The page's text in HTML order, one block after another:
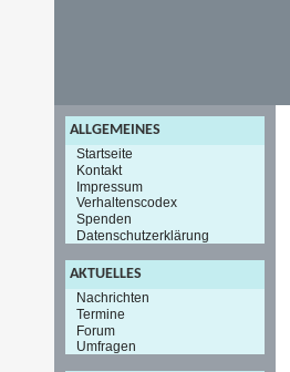
ALLGEMEINES
Startseite
Kontakt
Impressum
Verhaltenscodex
Spenden
Datenschutzerklärung
AKTUELLES
Nachrichten
Termine
Forum
Umfragen